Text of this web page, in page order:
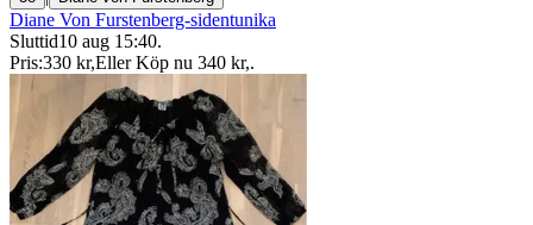
Diane Von Furstenberg-sidentunika
Sluttid10 aug 15:40.
Pris:330 kr,Eller Köp nu 340 kr,.